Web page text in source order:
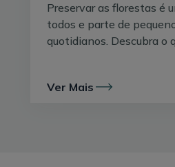
Também os utilizadores do
mais eficientes: não deite lixo
limpá-lo com uma descarga —
Lave a loiça na
Preservar as florestas é
todos e parte de
quotidianos. Descubra o
Ver Mais